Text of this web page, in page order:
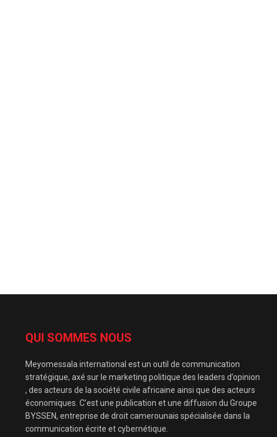
QUI SOMMES NOUS
Meyomessala international est un outil de communication
stratégique, axé sur le marketing politique des leaders d’opinion
, des acteurs de la société civile africaine ainsi que des acteurs
économiques. C’est une publication et une diffusion du Groupe
BYSSEN, entreprise de droit camerounais spécialisée dans la
communication écrite et cybernétique.